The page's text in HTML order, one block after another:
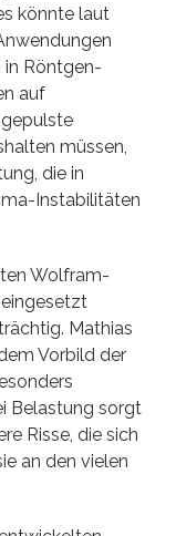
könnte laut
in Röntgen-
auf
müssen,
die in
Instabilitäten
Wolfram-
eingesetzt
Mathias
Vorbild der
Belastung sorgt
Risse, die sich
an den vielen